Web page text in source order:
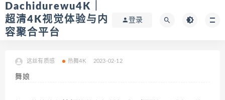
Dachidurewu4K｜
超清4K视觉体验与内
容聚合平台
登录
这丝有质感 热舞4K 2023-02-12
舞娘